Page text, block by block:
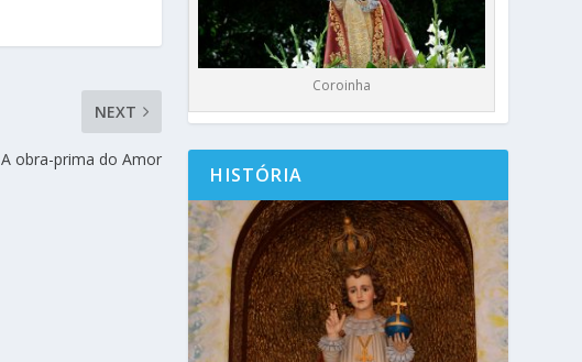
NEXT
A obra-prima do Amor
Coroinha
HISTÓRIA